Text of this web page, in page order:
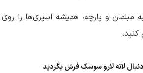
مبلمان و پارچه، همیشه اسپری‌ها را روی
.
لانه لارو سوسک فرش بگردید